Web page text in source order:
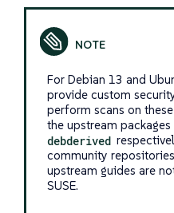
For Debian 13 and
provide custom
perform scans on
the upstream packages
debderived
community
upstream guides are
SUSE.